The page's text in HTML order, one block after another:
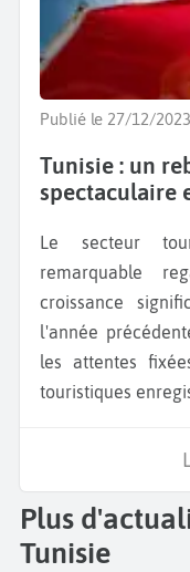
Publié le 27/12/2023
Tunisie : un
spectaculaire
Le secteur touristique tunisien connaît un
remarquable
croissance
l'année
les attentes
touristiques
Plus
Tunisie